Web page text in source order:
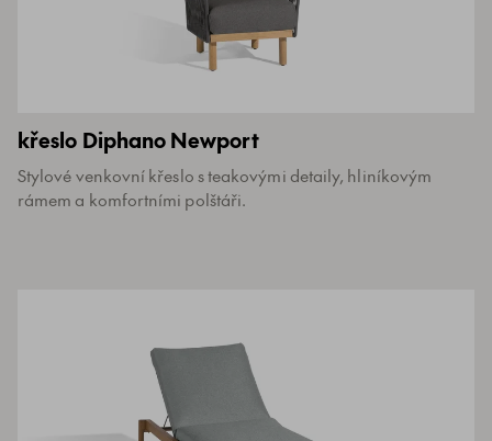
křeslo Diphano Newport
Stylové venkovní křeslo s teakovými detaily, hliníkovým
rámem a komfortními polštáři.